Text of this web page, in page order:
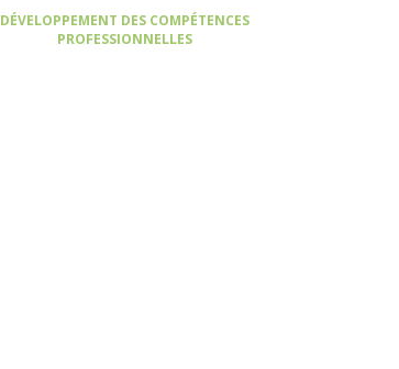
DÉVELOPPEMENT DES COMPÉTENCES
PROFESSIONNELLES